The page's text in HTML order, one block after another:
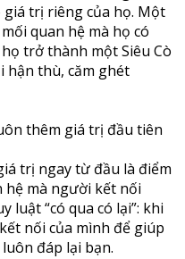
trị riêng của họ. Một
quan hệ mà họ có
trở thành một Siêu Cò
hận thù, căm ghét
thêm giá trị đầu tiên
trị ngay từ đầu là điểm
hệ mà người kết nối
luật “có qua có lại”: khi
nối của mình để giúp
đáp lại bạn.